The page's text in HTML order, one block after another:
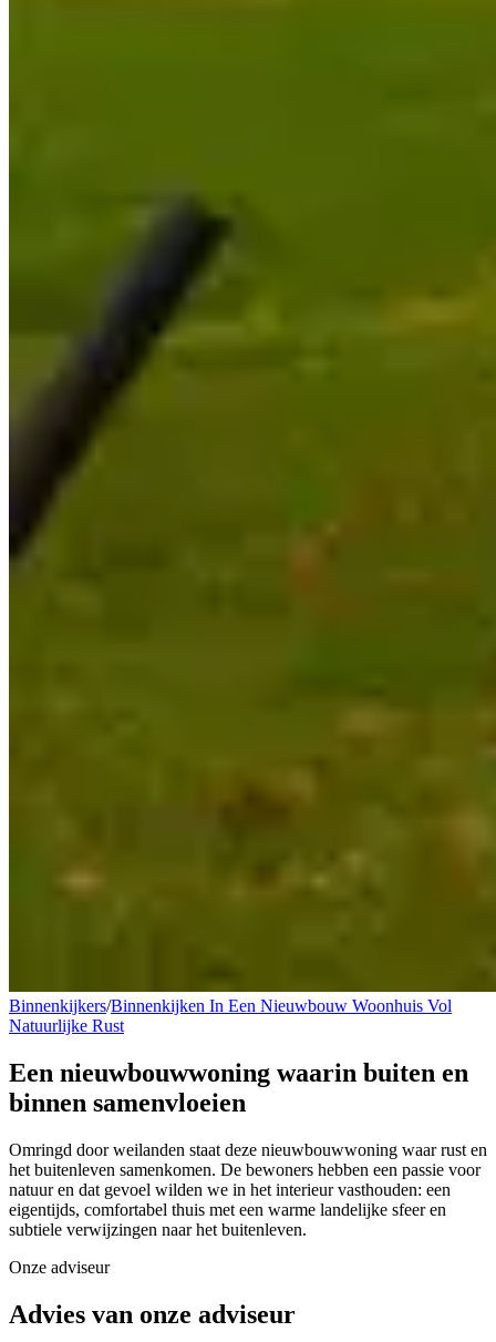
Binnenkijkers/Binnenkijken In Een Nieuwbouw Woonhuis Vol
Natuurlijke Rust
Een nieuwbouwwoning waarin buiten en
binnen samenvloeien
Omringd door weilanden staat deze nieuwbouwwoning waar rust en
het buitenleven samenkomen. De bewoners hebben een passie voor
natuur en dat gevoel wilden we in het interieur vasthouden: een
eigentijds, comfortabel thuis met een warme landelijke sfeer en
subtiele verwijzingen naar het buitenleven.
Onze adviseur
Advies van onze adviseur